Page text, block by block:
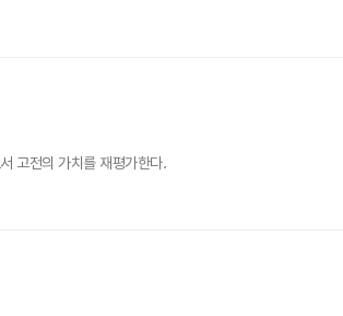
고전의 가치를 재평가한다.